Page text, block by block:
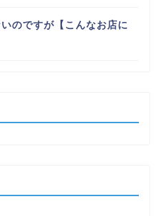
のですが【こんなお店に